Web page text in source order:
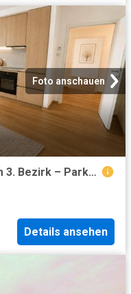
Foto anschauen
Sanierte 3 Zimmer Wohnung im 3. Bezirk – Parkettboden | Top Lage | sofort beziehbar
Details ansehen